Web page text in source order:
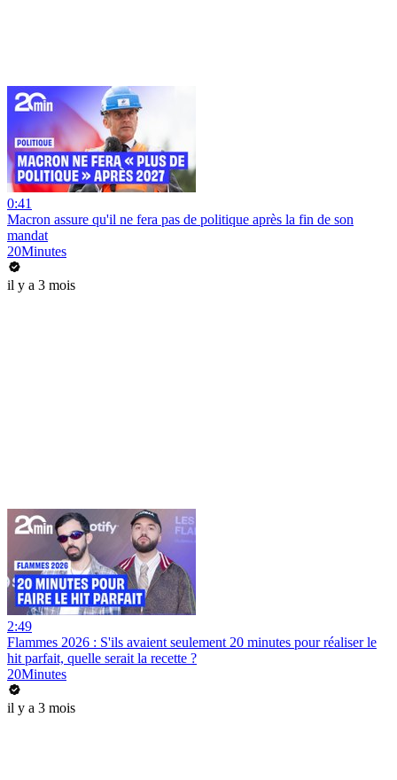
0:41
Macron assure qu'il ne fera pas de politique après la fin de son
mandat
20Minutes
il y a 3 mois
2:49
Flammes 2026 : S'ils avaient seulement 20 minutes pour réaliser le
hit parfait, quelle serait la recette ?
20Minutes
il y a 3 mois